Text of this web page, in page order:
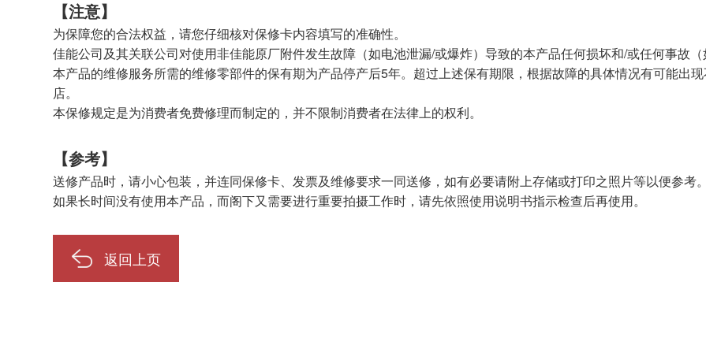
【注意】
为保障您的合法权益，请您仔细核对保修卡内容填写的准确性。
佳能公司及其关联公司对使用非佳能原厂附件发生故障（如电池泄漏/或爆炸）导致的本产品任何损坏和/或任何事故（
本产品的维修服务所需的维修零部件的保有期为产品停产后5年。超过上述保有期限，根据故障的具体情况有可能出
店。
本保修规定是为消费者免费修理而制定的，并不限制消费者在法律上的权利。
【参考】
送修产品时，请小心包装，并连同保修卡、发票及维修要求一同送修，如有必要请附上存储或打印之照片等以便参考。
如果长时间没有使用本产品，而阁下又需要进行重要拍摄工作时，请先依照使用说明书指示检查后再使用。
返回上页